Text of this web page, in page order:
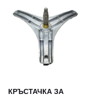
КРЪСТАЧКА ЗА